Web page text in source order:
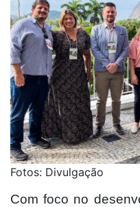
Fotos: Divulgação
Com foco no